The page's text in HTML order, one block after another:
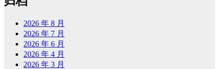
2026 年 8 月
2026 年 7 月
2026 年 6 月
2026 年 4 月
2026 年 3 月